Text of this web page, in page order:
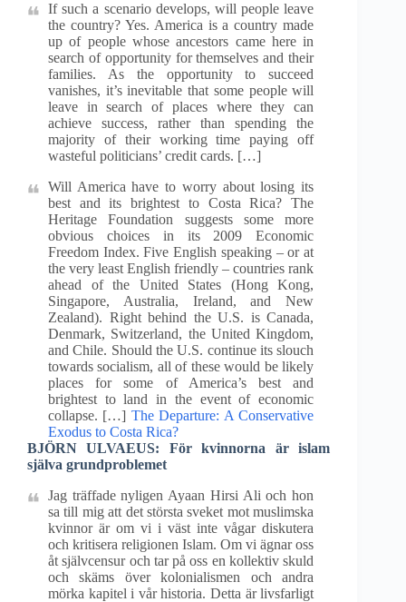
If such a scenario develops, will people leave
the country? Yes. America is a country made
up of people whose ancestors came here in
search of opportunity for themselves and their
families. As the opportunity to succeed
vanishes, it’s inevitable that some people will
leave in search of places where they can
achieve success, rather than spending the
majority of their working time paying off
wasteful politicians’ credit cards. […]
Will America have to worry about losing its
best and its brightest to Costa Rica? The
Heritage Foundation suggests some more
obvious choices in its 2009 Economic
Freedom Index. Five English speaking – or at
the very least English friendly – countries rank
ahead of the United States (Hong Kong,
Singapore, Australia, Ireland, and New
Zealand). Right behind the U.S. is Canada,
Denmark, Switzerland, the United Kingdom,
and Chile. Should the U.S. continue its slouch
towards socialism, all of these would be likely
places for some of America’s best and
brightest to land in the event of economic
collapse. […] The Departure: A Conservative
Exodus to Costa Rica?
BJÖRN ULVAEUS: För kvinnorna är islam
själva grundproblemet
Jag träffade nyligen Ayaan Hirsi Ali och hon
sa till mig att det största sveket mot muslimska
kvinnor är om vi i väst inte vågar diskutera
och kritisera religionen Islam. Om vi ägnar oss
åt självcensur och tar på oss en kollektiv skuld
och skäms över kolonialismen och andra
mörka kapitel i vår historia. Detta är livsfarligt